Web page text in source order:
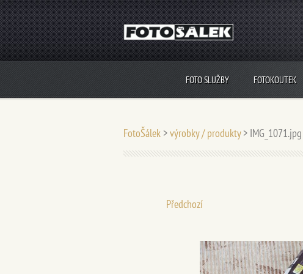
FOTO SLUŽBY FOTOKOUTEK
FotoŠálek >výrobky / produkty > IMG_1071.jpg
Předchozí